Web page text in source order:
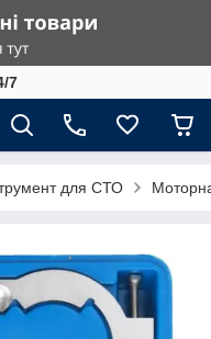
7
для СТО